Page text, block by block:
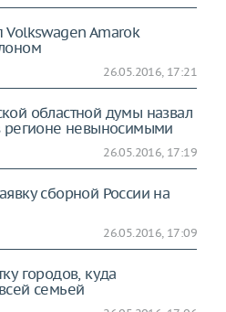
Volkswagen Amarok
26.05.2016, 17:21
областной думы назвал
регионе невыносимыми
26.05.2016, 17:19
сборной России на
26.05.2016, 17:09
городов, куда
семьей